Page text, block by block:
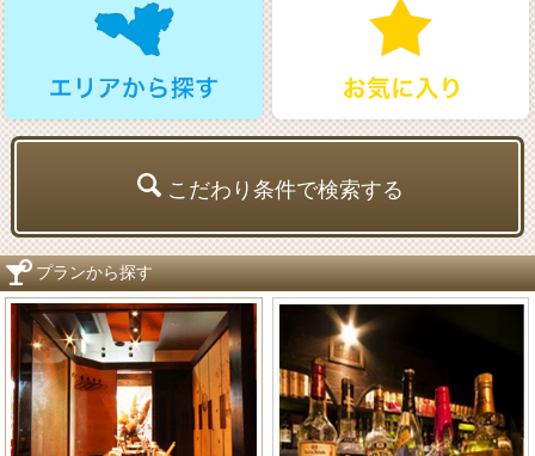
こだわり条件で検索する
プランから探す